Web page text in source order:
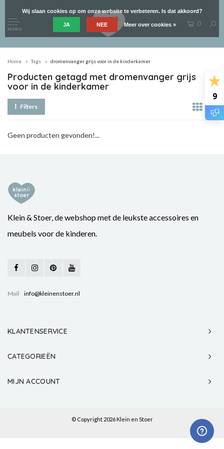
9
MENU
0
Home Tags dromenvanger grijs voor in de kinderkamer
Producten getagd met dromenvanger grijs
voor in de kinderkamer
Filters
Geen producten gevonden!...
Klein & Stoer, de webshop met de leukste accessoires en
meubels voor de kinderen.
Mail info@kleinenstoer.nl
KLANTENSERVICE
CATEGORIEËN
MIJN ACCOUNT
© Copyright 2026 Klein en Stoer
Wij slaan cookies op om onze website te verbeteren. Is dat akkoord?
JA NEE Meer over cookies »